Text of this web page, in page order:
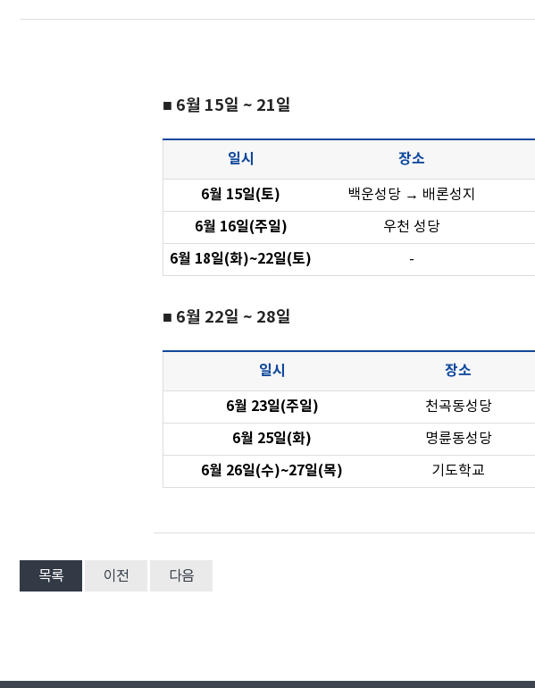
■ 6월 15일 ~ 21일
일시 장소
6월 15일(토)
백운성당 → 배론성지
6월 16일(주일) 우천 성당
6월 18일(화)~22일(토) -
■ 6월 22일 ~ 28일
일시 장소
6월 23일(주일)
천곡동성당
6월 25일(화) 명륜동성당
6월 26일(수)~27일(목) 기도학교
목록 이전 다음